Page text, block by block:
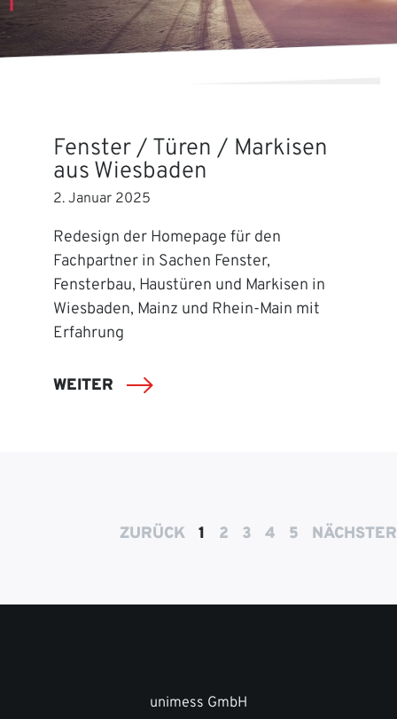
Fenster / Türen / Markisen
aus Wiesbaden
2. Januar 2025
Redesign der Homepage für den
Fachpartner in Sachen Fenster,
Fensterbau, Haustüren und Markisen in
Wiesbaden, Mainz und Rhein-Main mit
Erfahrung
WEITER
ZURÜCK 1 2 3 4 5 NÄCHSTER
unimess GmbH